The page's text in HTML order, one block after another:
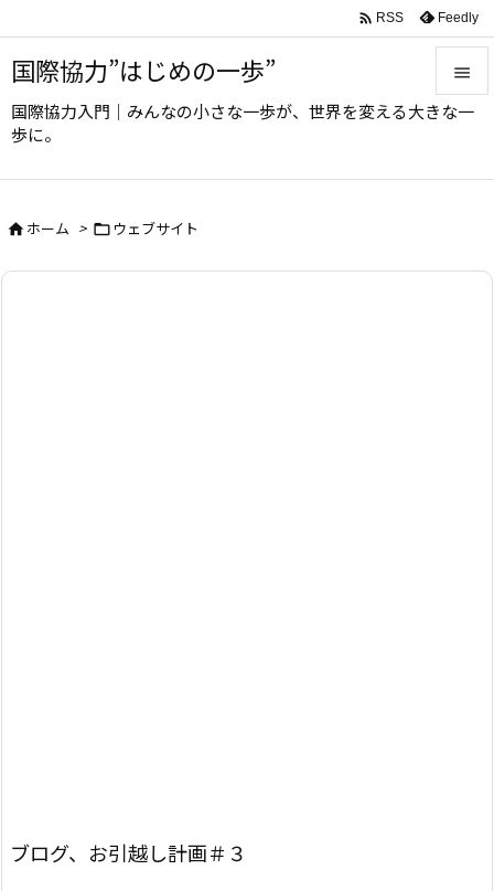
国際協力”はじめの一歩”
国際協力入門｜みんなの小さな一歩が、世界を変える大きな一
歩に。



 RSS Feedly
ホーム >  ウェブサイト
ブログ、お引越し計画＃３